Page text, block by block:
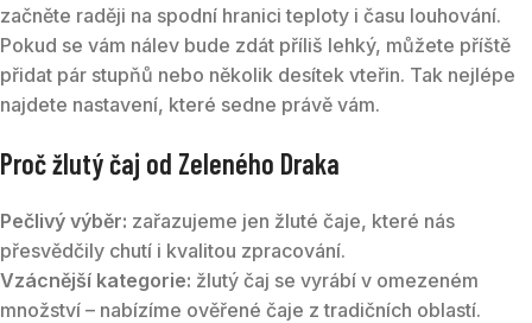
začněte raději na spodní hranici teploty i času louhování.
Pokud se vám nálev bude zdát příliš lehký, můžete příště
přidat pár stupňů nebo několik desítek vteřin. Tak nejlépe
najdete nastavení, které sedne právě vám.
Proč žlutý čaj od Zeleného Draka
Pečlivý výběr: zařazujeme jen žluté čaje, které nás
přesvědčily chutí i kvalitou zpracování.
Vzácnější kategorie: žlutý čaj se vyrábí v omezeném
množství – nabízíme ověřené čaje z tradičních oblastí.